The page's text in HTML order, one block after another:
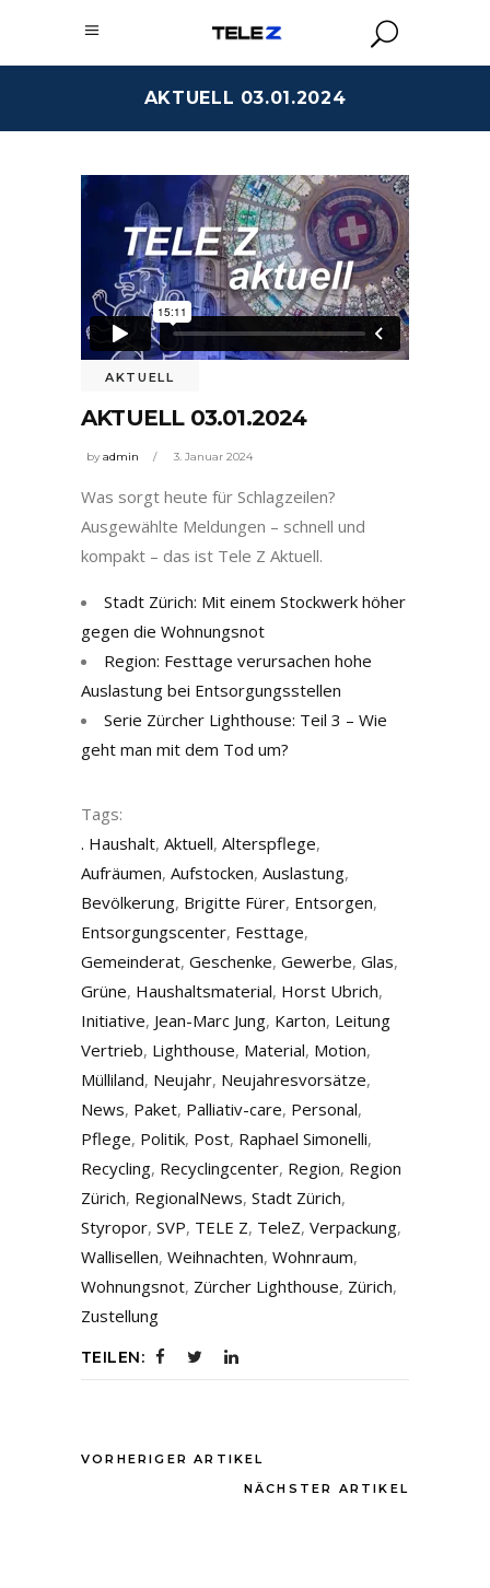
AKTUELL 03.01.2024
AKTUELL
AKTUELL 03.01.2024
byadmin 3. Januar 2024
Was sorgt heute für Schlagzeilen?
Ausgewählte Meldungen – schnell und
kompakt – das ist Tele Z Aktuell.
Stadt Zürich: Mit einem Stockwerk höher
gegen die Wohnungsnot
Region: Festtage verursachen hohe
Auslastung bei Entsorgungsstellen
Serie Zürcher Lighthouse: Teil 3 – Wie
geht man mit dem Tod um?
Tags:
. Haushalt, Aktuell, Alterspflege,
Aufräumen, Aufstocken, Auslastung,
Bevölkerung, Brigitte Fürer, Entsorgen,
Entsorgungscenter, Festtage,
Gemeinderat, Geschenke, Gewerbe, Glas,
Grüne, Haushaltsmaterial, Horst Ubrich,
Initiative, Jean-Marc Jung, Karton, Leitung
Vertrieb, Lighthouse, Material, Motion,
Mülliland, Neujahr, Neujahresvorsätze,
News, Paket, Palliativ-care, Personal,
Pflege, Politik, Post, Raphael Simonelli,
Recycling, Recyclingcenter, Region, Region
Zürich, RegionalNews, Stadt Zürich,
Styropor, SVP, TELE Z, TeleZ, Verpackung,
Wallisellen, Weihnachten, Wohnraum,
Wohnungsnot, Zürcher Lighthouse, Zürich,
Zustellung
TEILEN:
VORHERIGER ARTIKEL
NÄCHSTER ARTIKEL